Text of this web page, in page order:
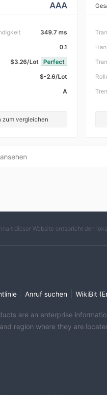
AAA
349.7 ms
0.1
$3.26/Lot
Perfect
$-2.6/Lot
A
zum vergleichen
dieser Website entspricht den
Anruf suchen WikiBit
are an enterprise
region where they are